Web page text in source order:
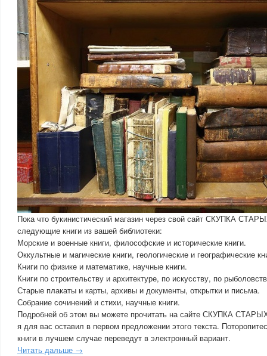
Пока что букинистический магазин через свой сайт СКУПКА
следующие книги из вашей библиотеки:
Морские и военные книги, философские и исторические книги.
Оккультные и магические книги, геологические и географические
Книги по физике и математике, научные книги.
Книги по строительству и архитектуре, по искусству, по
Старые плакаты и карты, архивы и документы, открытки и письма.
Собрание сочинений и стихи, научные книги.
Подробней об этом вы можете прочитать на сайте СКУПКА
я для вас оставил в первом предложении этого текста.
книги в лучшем случае переведут в электронный вариант.
Читать дальше →